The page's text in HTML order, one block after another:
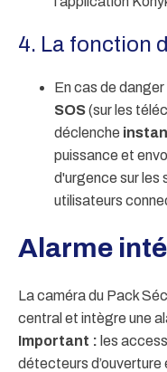
4. La fonction
En cas de
SOS(sur les
déclenche
puissance et
d'urgence sur les
utilisateurs
Alarme
La caméra du Pack
central et intègre une
Important : les
détecteurs